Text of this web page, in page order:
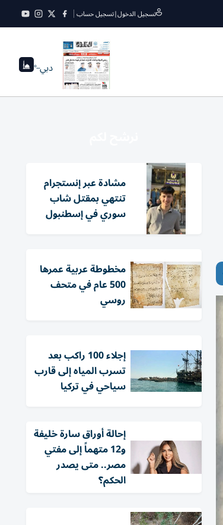
تسجيل الدخول|تسجيل حساب
دبي--°
مشادة عبر إنستجرام
تنتهي بمقتل شاب
سوري في إسطنبول
مخطوطة عربية عمرها
500 عام في متحف
روسي
إجلاء 100 راكب بعد
تسرب المياه إلى قارب
سياحي في تركيا
إحالة أوراق سارة خليفة
و12 متهماً إلى مفتي
مصر.. متى يصدر
الحكم؟